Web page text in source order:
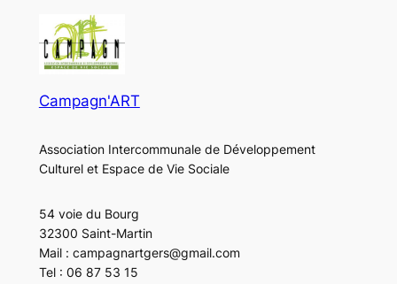
Campagn'ART
Association Intercommunale de Développement
Culturel et Espace de Vie Sociale
54 voie du Bourg
32300 Saint-Martin
Mail : campagnartgers@gmail.com
Tel : 06 87 53 15